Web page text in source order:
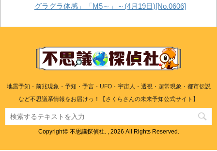
グラグラ体感」「M5～」～(4月19日)[No.0606]
地震予知・前兆現象・予知・予言・UFO・宇宙人・透視・超常現象・都市伝説
など不思議系情報をお届けっ！【さくらさんの未来予知公式サイト】
Copyright© 不思議探偵社. , 2026 All Rights Reserved.